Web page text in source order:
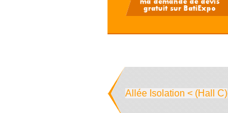
Allée Isolation < (Hall C)